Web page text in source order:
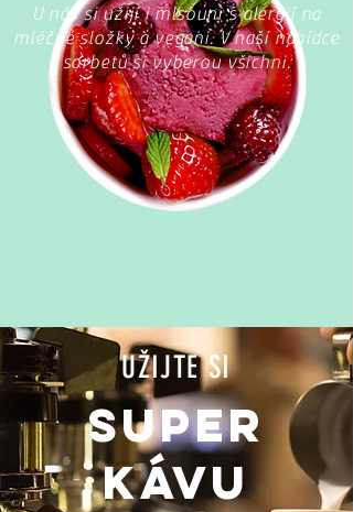
U nás si užijí i mlsouni s alergií na
mléčné složky a vegani. V naší nabídce
sorbetů si vyberou všichni.
UŽIJTE SI
SUPER
KÁVU